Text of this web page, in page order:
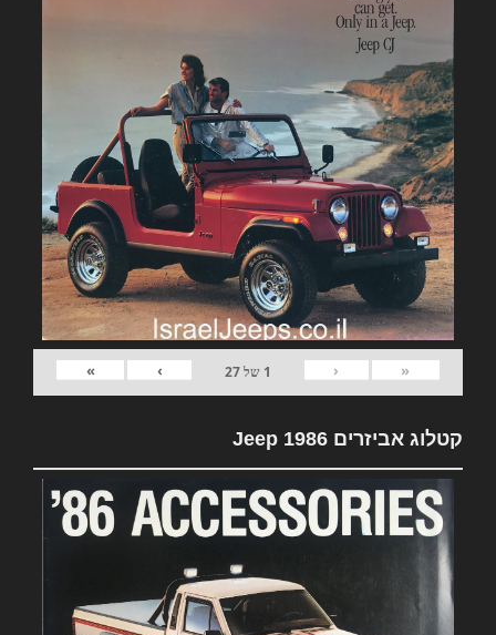
«
‹
1 של27
›
»
קטלוג אביזרים Jeep 1986